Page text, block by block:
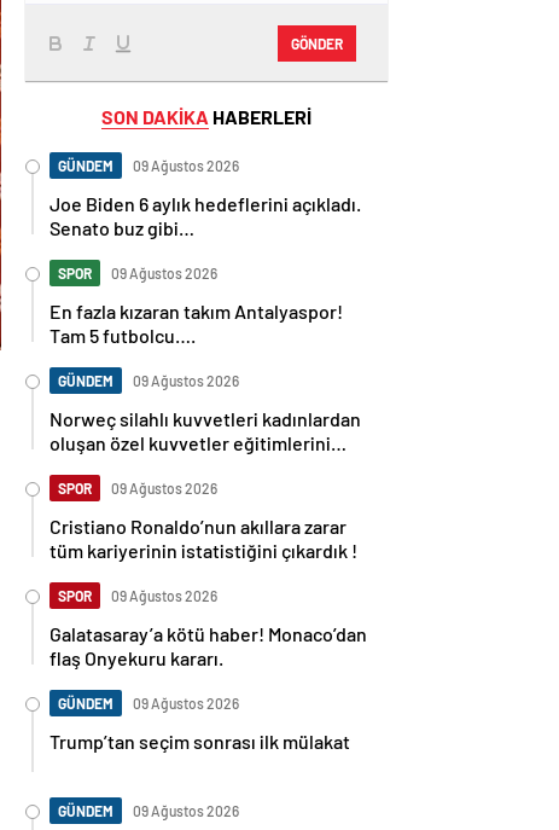
GÖNDER
SON DAKİKA HABERLERİ
GÜNDEM 09 Ağustos 2026
Joe Biden 6 aylık hedeflerini açıkladı.
Senato buz gibi…
SPOR 09 Ağustos 2026
En fazla kızaran takım Antalyaspor!
Tam 5 futbolcu….
GÜNDEM 09 Ağustos 2026
Norweç silahlı kuvvetleri kadınlardan
oluşan özel kuvvetler eğitimlerini
SPOR 09 Ağustos 2026
Cristiano Ronaldo’nun akıllara zarar
tüm kariyerinin istatistiğini çıkardık !
SPOR 09 Ağustos 2026
Galatasaray’a kötü haber! Monaco’dan
flaş Onyekuru kararı.
GÜNDEM 09 Ağustos 2026
Trump’tan seçim sonrası ilk mülakat
GÜNDEM 09 Ağustos 2026